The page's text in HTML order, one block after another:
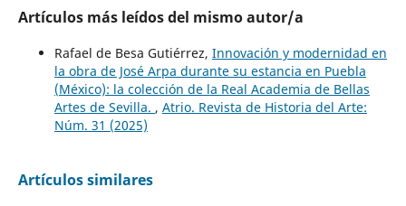
Artículos más leídos del mismo autor/a
Rafael de Besa Gutiérrez, Innovación y modernidad en
la obra de José Arpa durante su estancia en Puebla
(México): la colección de la Real Academia de Bellas
Artes de Sevilla. , Atrio. Revista de Historia del Arte:
Núm. 31 (2025)
Artículos similares